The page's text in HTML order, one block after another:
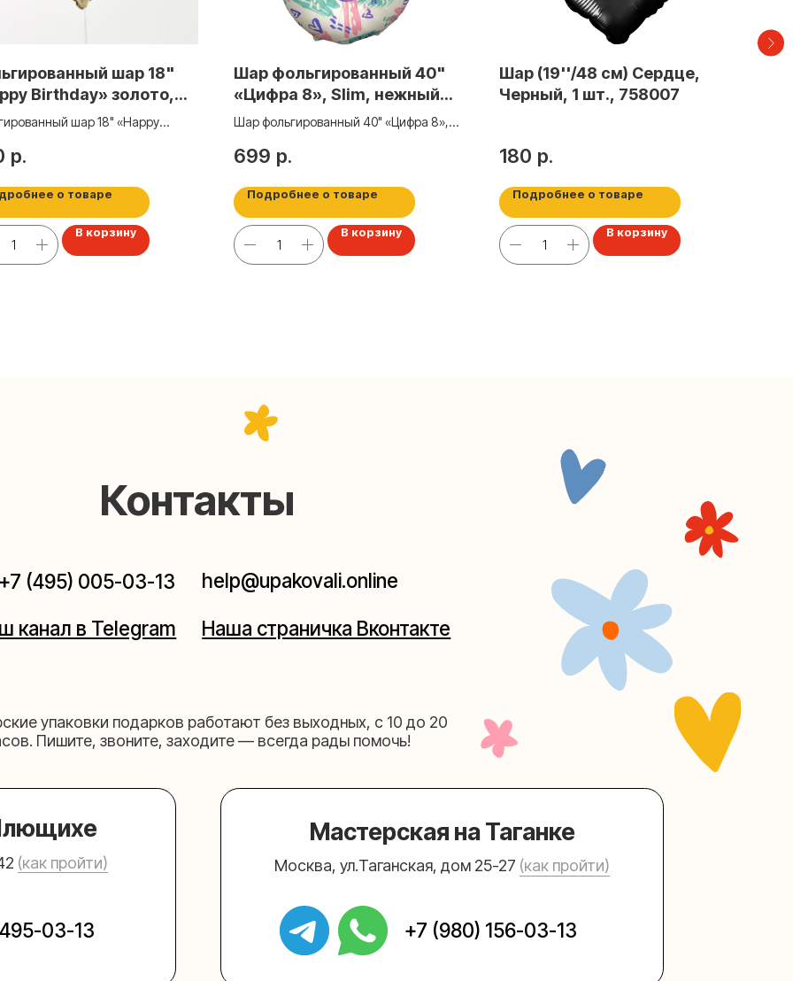
шар 18"
Birthday» золото,
шар 18" «Happy
р.
о товаре
В корзину
Шар фольгированный 40"
«Цифра 8», Slim, нежный
паттерн
Шар фольгированный 40" «Цифра 8»,
699 р.
Подробнее о товаре
В корзину
Шар (19''/48 см) Сердце,
Черный, 1 шт., 758007
180 р.
Подробнее о товаре
В корзину
Мастерская на Таганке
13 +7 (980) 156-03-13
help@upakovali.online